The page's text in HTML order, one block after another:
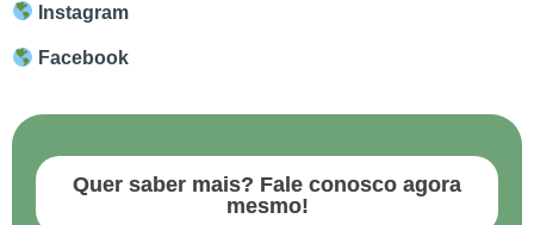
Instagram
Facebook
Quer saber mais? Fale conosco agora
mesmo!